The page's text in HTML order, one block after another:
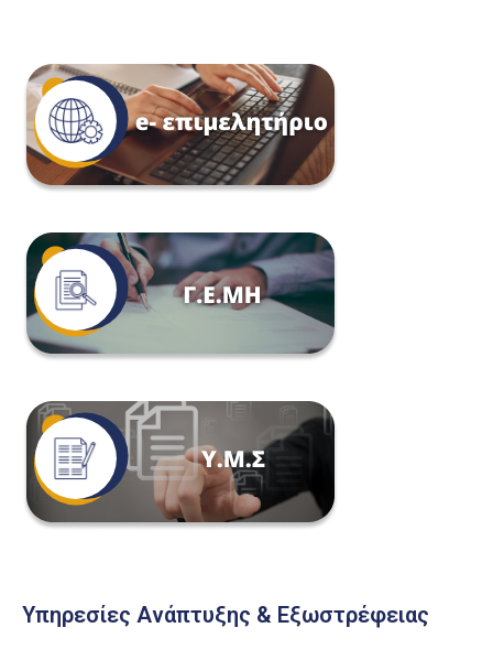
Υπηρεσίες Ανάπτυξης & Εξωστρέφειας